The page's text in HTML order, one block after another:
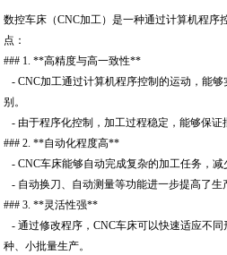
数控车床（CNC加工）是一种通过计算机程序
点：
### 1. **高精度与高一致性**
- CNC加工通过计算机程序控制的运动，能
别。
- 由于程序化控制，加工过程稳定，能够保证
### 2. **自动化程度高**
- CNC车床能够自动完成复杂的加工任务，减
- 自动换刀、自动测量等功能进一步提高了生
### 3. **灵活性强**
- 通过修改程序，CNC车床可以快速适应不
种、小批量生产。